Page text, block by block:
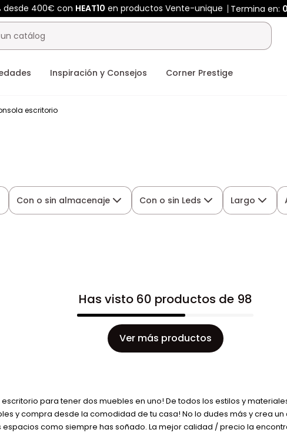
desde 400€ con HEAT10 en productos Vente-unique Termina en:
Inspiración y Consejos Corner Prestige
escritorio
Con o sin almacenaje Con o sin Leds Largo
Has visto 60 productos de 98
Ver más productos
para tener dos muebles en uno! De todos los estilos y
y compra desde la comodidad de tu casa! No lo dudes más y crea
como siempre has soñado. La mejor calidad / precio la